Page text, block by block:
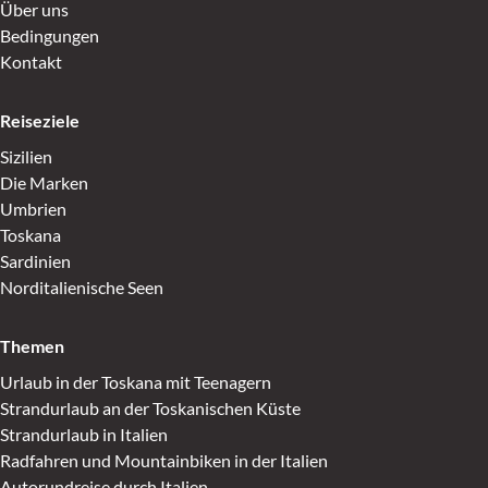
Über uns
Bedingungen
Kontakt
Reiseziele
Sizilien
Die Marken
Umbrien
Toskana
Sardinien
Norditalienische Seen
Themen
Urlaub in der Toskana mit Teenagern
Strandurlaub an der Toskanischen Küste
Strandurlaub in Italien
Radfahren und Mountainbiken in der Italien